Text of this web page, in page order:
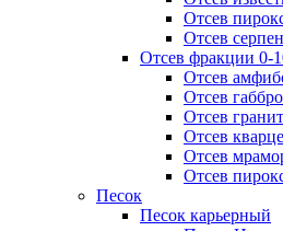
Отсев
Отсев
Отсев фракции 0-
Отсев
Отсев
Отсев
Отсев
Отсев
Отсев
Песок
Песок карьерный